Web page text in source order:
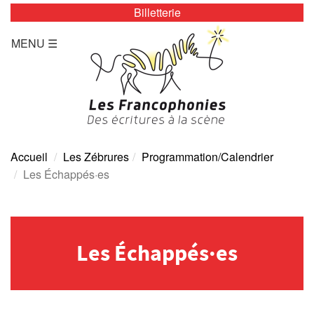
LES ZÉBRURES
Programmation/Calendrier
Presse
Tarifs
Archives
TOUTE L’ANNÉE
Billetterie
MENU ☰
Accueil Les Zébrures
Programmation/Calendrier
Les Échappés·es
Les Échappés·es